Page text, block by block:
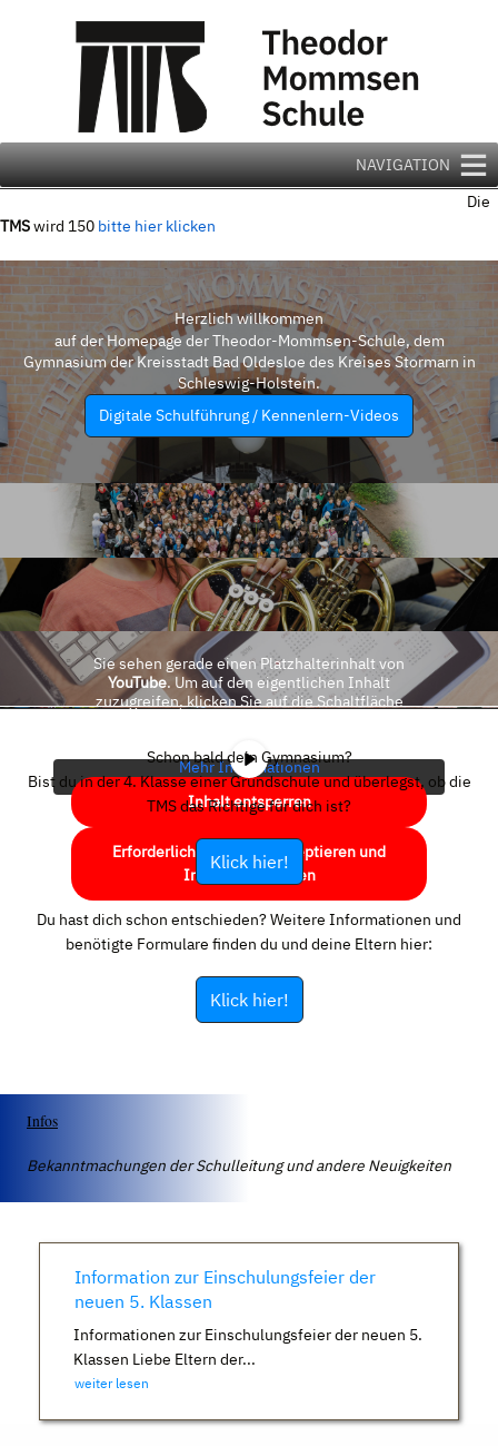
NAVIGATION
Die
TMSwird 150 bitte hier klicken
Herzlich willkommen
auf der Homepage der Theodor-Mommsen-Schule, dem
Gymnasium der Kreisstadt Bad Oldesloe des Kreises Stormarn in
Schleswig-Holstein.
Digitale Schulführung / Kennenlern-Videos
Sie sehen gerade einen Platzhalterinhalt von
YouTube. Um auf den eigentlichen Inhalt
zuzugreifen, klicken Sie auf die Schaltfläche
Mehr Informationen
Inhalt entsperren
Erforderlichen Service akzeptieren und
Inhalte entsperren
Schon bald dein Gymnasium?
Bist du in der 4. Klasse einer Grundschule und überlegst, ob die
TMS das Richtige für dich ist?
Klick hier!
Du hast dich schon entschieden? Weitere Informationen und
benötigte Formulare finden du und deine Eltern hier:
Klick hier!
Infos
Bekanntmachungen der Schulleitung und andere Neuigkeiten
Information zur Einschulungsfeier der
neuen 5. Klassen
Informationen zur Einschulungsfeier der neuen 5.
Klassen Liebe Eltern der...
weiter lesen